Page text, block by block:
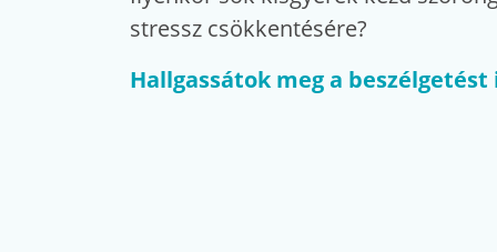
stressz csökkentésére?
Hallgassátok meg a